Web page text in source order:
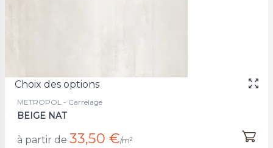
Choix des options
METROPOL - Carrelage
BEIGE NAT
à partir de 33,50 €/m²